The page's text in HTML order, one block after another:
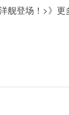
舰登场！>》更